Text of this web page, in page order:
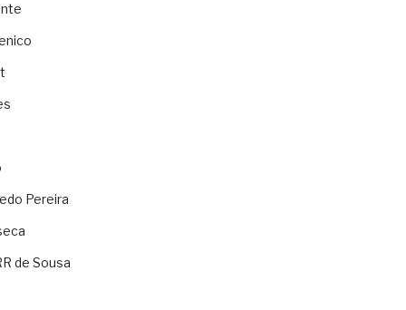
Pereira
de Sousa